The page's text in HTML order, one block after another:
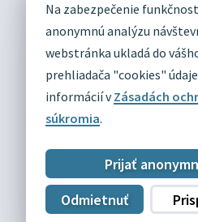
Na zabezpečenie
anonymnú analýzu
webstránka ukladá do
prehliadača "cookies"
informácií vZásadách
súkromia.
Prijať
Odmietnuť
DIVÍN
Technický prevádzkovateľ:
Správca obsahu:
Posledná
Zásady ochrany osobných